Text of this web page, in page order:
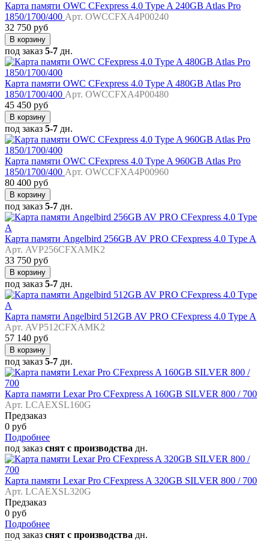
Карта памяти OWC CFexpress 4.0 Type A 240GB Atlas Pro
1850/1700/400 Арт. OWCCFXA4P00240
32 750 руб
В корзину
под заказ 5-7 дн.
Карта памяти OWC CFexpress 4.0 Type A 480GB Atlas Pro
1850/1700/400 Арт. OWCCFXA4P00480
45 450 руб
В корзину
под заказ 5-7 дн.
Карта памяти OWC CFexpress 4.0 Type A 960GB Atlas Pro
1850/1700/400 Арт. OWCCFXA4P00960
80 400 руб
В корзину
под заказ 5-7 дн.
Карта памяти Angelbird 256GB AV PRO CFexpress 4.0 Type A
Арт. AVP256CFXAMK2
33 750 руб
В корзину
под заказ 5-7 дн.
Карта памяти Angelbird 512GB AV PRO CFexpress 4.0 Type A
Арт. AVP512CFXAMK2
57 140 руб
В корзину
под заказ 5-7 дн.
Карта памяти Lexar Pro CFexpress A 160GB SILVER 800 / 700
Арт. LCAEXSL160G
Предзаказ
0 руб
Подробнее
под заказ снят с производства дн.
Карта памяти Lexar Pro CFexpress A 320GB SILVER 800 / 700
Арт. LCAEXSL320G
Предзаказ
0 руб
Подробнее
под заказ снят с производства дн.